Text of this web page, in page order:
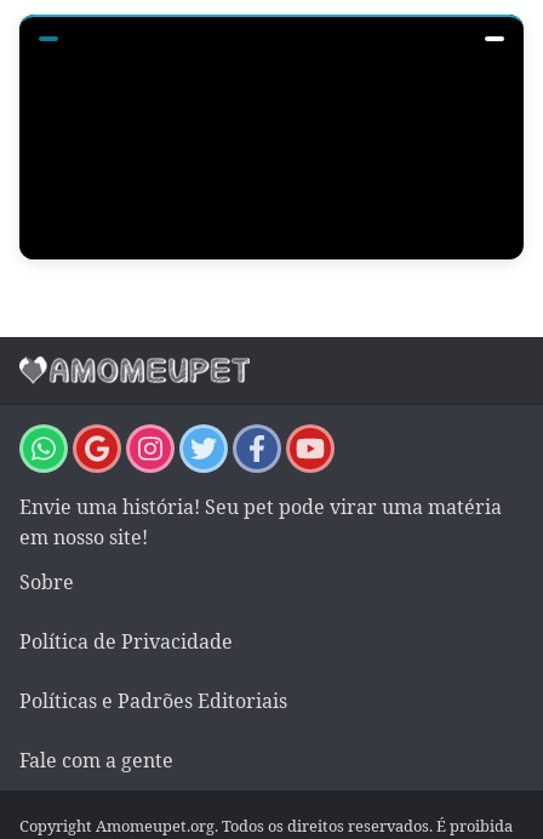
Envie uma história! Seu pet pode virar uma matéria
em nosso site!
Sobre
Política de Privacidade
Políticas e Padrões Editoriais
Fale com a gente
Copyright Amomeupet.org. Todos os direitos reservados. É proibida